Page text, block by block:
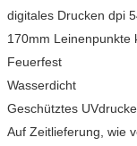
digitales Drucken dpi
170mm Leinenpunkte
Feuerfest
Wasserdicht
Geschütztes
Auf Zeitlieferung, wie